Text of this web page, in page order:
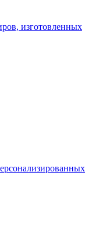
изготовленных